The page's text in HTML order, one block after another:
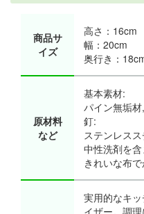
商品サ
イズ
高さ：16cm
幅：20cm
奥行き：
原材料
など
基本素材:
パイン無垢
釘:
ステンレス
中性洗剤を
きれいな布
実用的なキ
イザー。調